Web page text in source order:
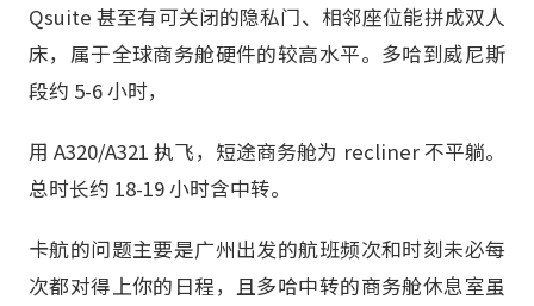
Qsuite 甚至有可关闭的隐私门、相邻座位能拼成双人
床，属于全球商务舱硬件的较高水平。多哈到威尼斯
段约 5-6 小时，
用 A320/A321 执飞，短途商务舱为 recliner 不平躺。
总时长约 18-19 小时含中转。
卡航的问题主要是广州出发的航班频次和时刻未必每
次都对得上你的日程，且多哈中转的商务舱休息室虽